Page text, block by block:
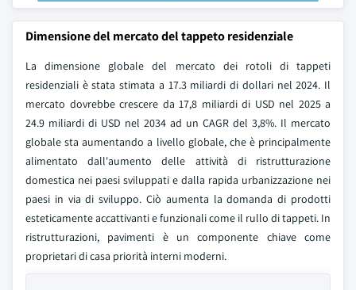
Dimensione del mercato del tappeto residenziale
La dimensione globale del mercato dei rotoli di tappeti
residenziali è stata stimata a 17.3 miliardi di dollari nel 2024. Il
mercato dovrebbe crescere da 17,8 miliardi di USD nel 2025 a
24.9 miliardi di USD nel 2034 ad un CAGR del 3,8%. Il mercato
globale sta aumentando a livello globale, che è principalmente
alimentato dall'aumento delle attività di ristrutturazione
domestica nei paesi sviluppati e dalla rapida urbanizzazione nei
paesi in via di sviluppo. Ciò aumenta la domanda di prodotti
esteticamente accattivanti e funzionali come il rullo di tappeti. In
ristrutturazioni, pavimenti è un componente chiave come
proprietari di casa priorità interni moderni.